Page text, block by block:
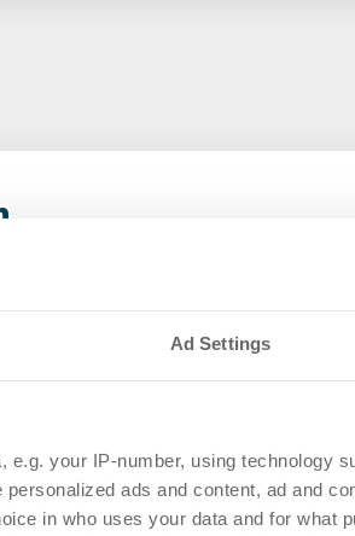
Ad Settings
e.g. your IP-number, using technology
ads and content, ad and
in who uses your data and for what